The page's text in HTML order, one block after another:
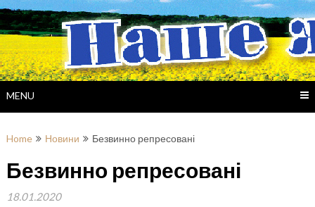
Skip
to
content
MENU
Home Новини Безвинно репресовані
Безвинно репресовані
18.01.2020